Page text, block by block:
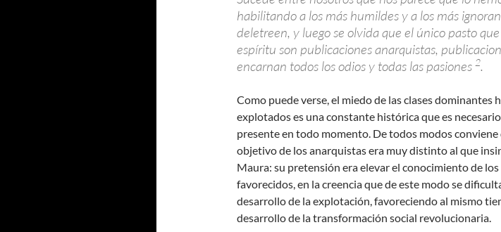
habilitando a los más humildes y a los más
deletreen, y luego se olvida que el único pasto que
espíritu son publicaciones anarquistas,
encarnan todos los odios y todas las pasiones 2.
Como puede verse, el miedo de las clases dominantes
explotados es una constante histórica que es
presente en todo momento. De todos modos conviene
objetivo de los anarquistas era muy distinto al que
Maura: su pretensión era elevar el conocimiento de
favorecidos, en la creencia que de este modo se
desarrollo de la explotación, favoreciendo al mismo
desarrollo de la transformación social revolucionaria.